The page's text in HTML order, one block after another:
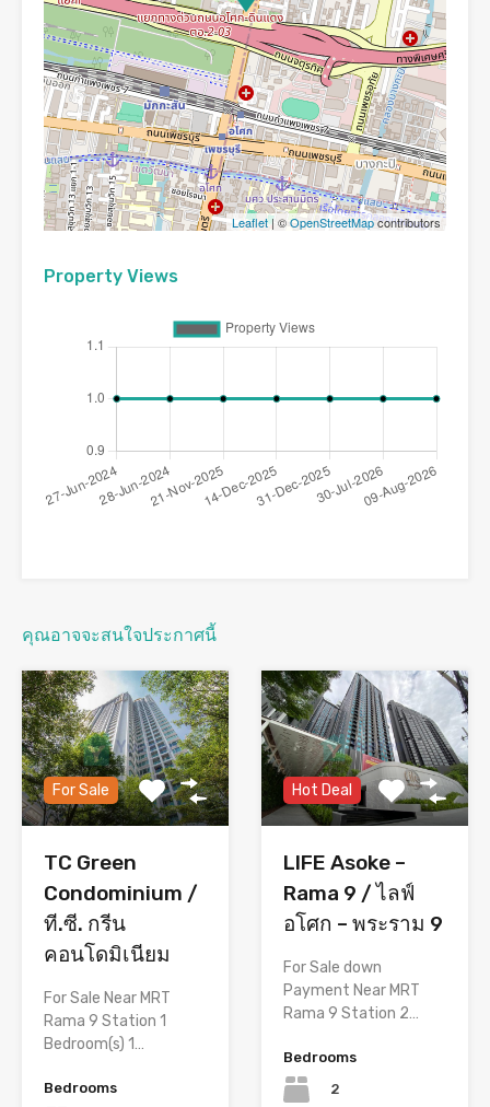
Leaflet| ©OpenStreetMapcontributors
Property Views
คุณอาจจะสนใจประกาศนี้
For Sale
TC Green
Condominium /
ที.ซี. กรีน
คอนโดมิเนียม
For Sale Near MRT
Rama 9 Station 1
Bedroom(s) 1…
Bedrooms
Hot Deal
LIFE Asoke –
Rama 9 / ไลฟ์
อโศก – พระราม 9
For Sale down
Payment Near MRT
Rama 9 Station 2…
Bedrooms
2